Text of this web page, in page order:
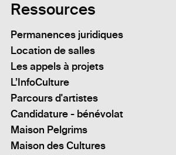
Ressources
Permanences juridiques
Location de salles
Les appels à projets
L’InfoCulture
Parcours d'artistes
Candidature - bénévolat
Maison Pelgrims
Maison des Cultures